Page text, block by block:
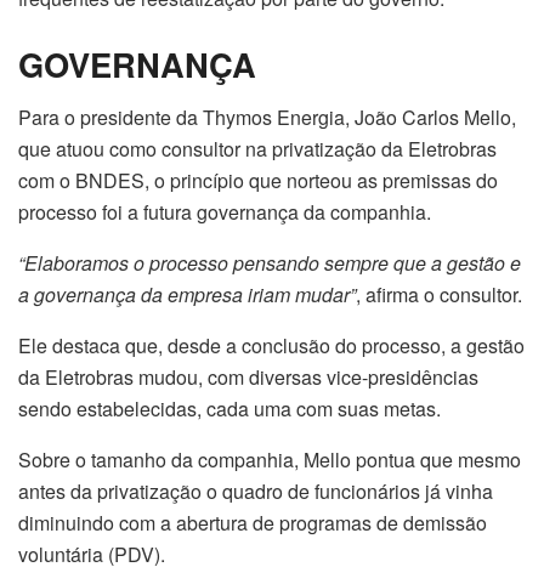
GOVERNANÇA
Para o presidente da Thymos Energia, João Carlos Mello,
que atuou como consultor na privatização da Eletrobras
com o BNDES, o princípio que norteou as premissas do
processo foi a futura governança da companhia.
“Elaboramos o processo pensando sempre que a gestão e
a governança da empresa iriam mudar”, afirma o consultor.
Ele destaca que, desde a conclusão do processo, a gestão
da Eletrobras mudou, com diversas vice-presidências
sendo estabelecidas, cada uma com suas metas.
Sobre o tamanho da companhia, Mello pontua que mesmo
antes da privatização o quadro de funcionários já vinha
diminuindo com a abertura de programas de demissão
voluntária (PDV).